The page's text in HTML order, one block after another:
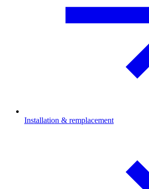
Installation & remplacement